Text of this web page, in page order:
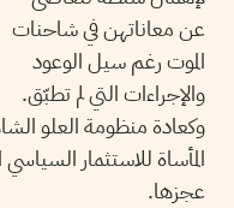
عن معاناتهن في شاحنات
الموت رغم سيل الوعود
والإجراءات التي لم تطبّق.
وكعادة منظومة العلو
المأساة للاستثمار
عجزها.